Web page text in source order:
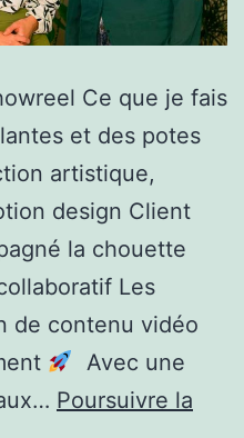
Ce que je fais
et des potes
artistique,
design Client
la chouette
Les
de contenu vidéo
Avec une
Poursuivre la